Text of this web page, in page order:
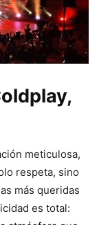
meticulosa,
respeta, sino
más queridas
es total: